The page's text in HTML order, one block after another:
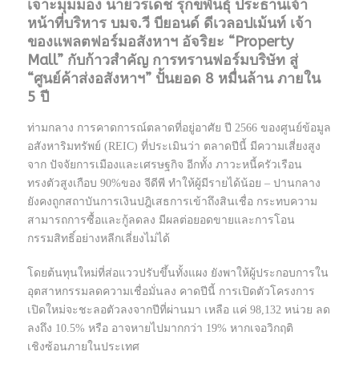
เจาะมุมมอง นายวรเดช รุกขพันธุ์ ประธานเจ้า
หน้าที่บริหาร บมจ.วี บียอนด์ ดีเวลอปเม้นท์ เจ้า
ของแพลตฟอร์มอสังหาฯ อัจริยะ “Property
Mall” กับก้าวสำคัญ การทรานฟอร์มบริษัท สู่
“ศูนย์ค้าส่งอสังหาฯ” ปั้นยอด 8 หมื่นล้าน ภายใน
5 ปี
ท่ามกลาง การคาดการณ์ตลาดที่อยู่อาศัย ปี 2566 ของศูนย์ข้อมูล
อสังหาริมทรัพย์ (REIC) ที่ประเมินว่า ตลาดปีนี้ มีความเสี่ยงสูง
จาก ปัจจัยการเมืองและเศรษฐกิจ อีกทั้ง ภาวะหนี้ครัวเรือน
ทรงตัวสูงเกือบ 90%ของ จีดีพี ทำให้ผู้มีรายได้น้อย – ปานกลาง
ยังคงถูกสถาบันการเงินปฎิเสธการเข้าถึงสินเชื่อ กระทบความ
สามารถการซื้อและกู้ลดลง มีผลต่อยอดขายและการโอน
กรรมสิทธิ์อย่างหลีกเลี่ยงไม่ได้
โดยต้นทุนใหม่ที่ส่อแววปรับขึ้นทั้งแผง ยังพาให้ผู้ประกอบการใน
อุตสาหกรรมลดความเชื่อมั่นลง คาดปีนี้ การเปิดตัวโครงการ
เปิดใหม่จะชะลอตัวลงจากปีที่ผ่านมา เหลือ แค่ 98,132 หน่วย ลด
ลงถึง 10.5% หรือ อาจหายไปมากกว่า 19% หากเจอวิกฤติ
เชิงซ้อนภายในประเทศ